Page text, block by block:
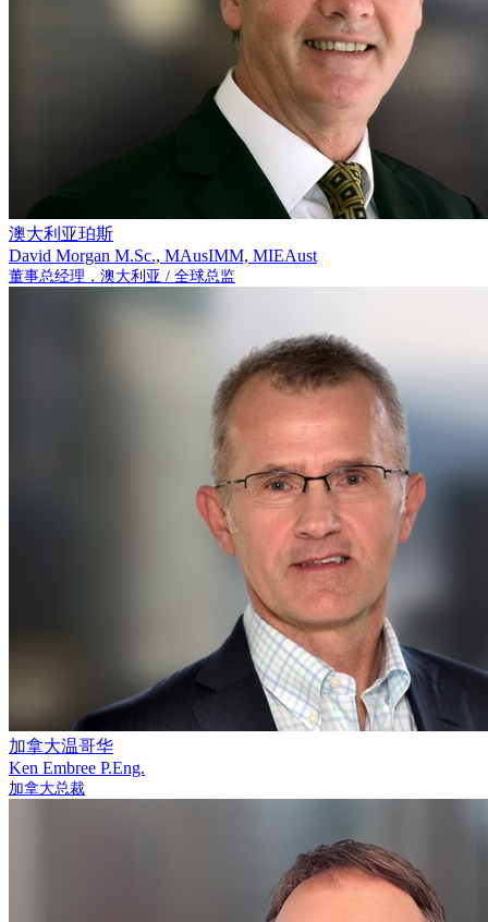
澳大利亚珀斯
David Morgan M.Sc., MAusIMM, MIEAust
董事总经理，澳大利亚 / 全球总监
加拿大温哥华
Ken Embree P.Eng.
加拿大总裁